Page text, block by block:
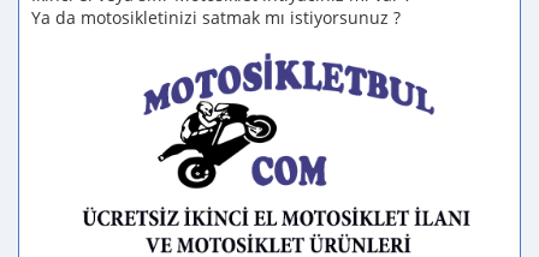
Ya da motosikletinizi satmak mı istiyorsunuz ?